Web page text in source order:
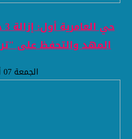
المهد والتحفظ على
الجمعة 07 أغسطس 2026 03:41 مساءً